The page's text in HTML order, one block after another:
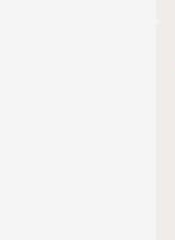
把量測
環境及
，逐步
子等。
更涼
定而有